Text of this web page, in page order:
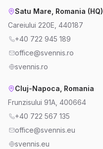
Satu Mare, Romania (HQ)
Careiului 220E, 440187
+40 722 945 189
office@svennis.ro
svennis.ro
Cluj-Napoca, Romania
Frunzisului 91A, 400664
+40 722 567 135
office@svennis.eu
svennis.eu